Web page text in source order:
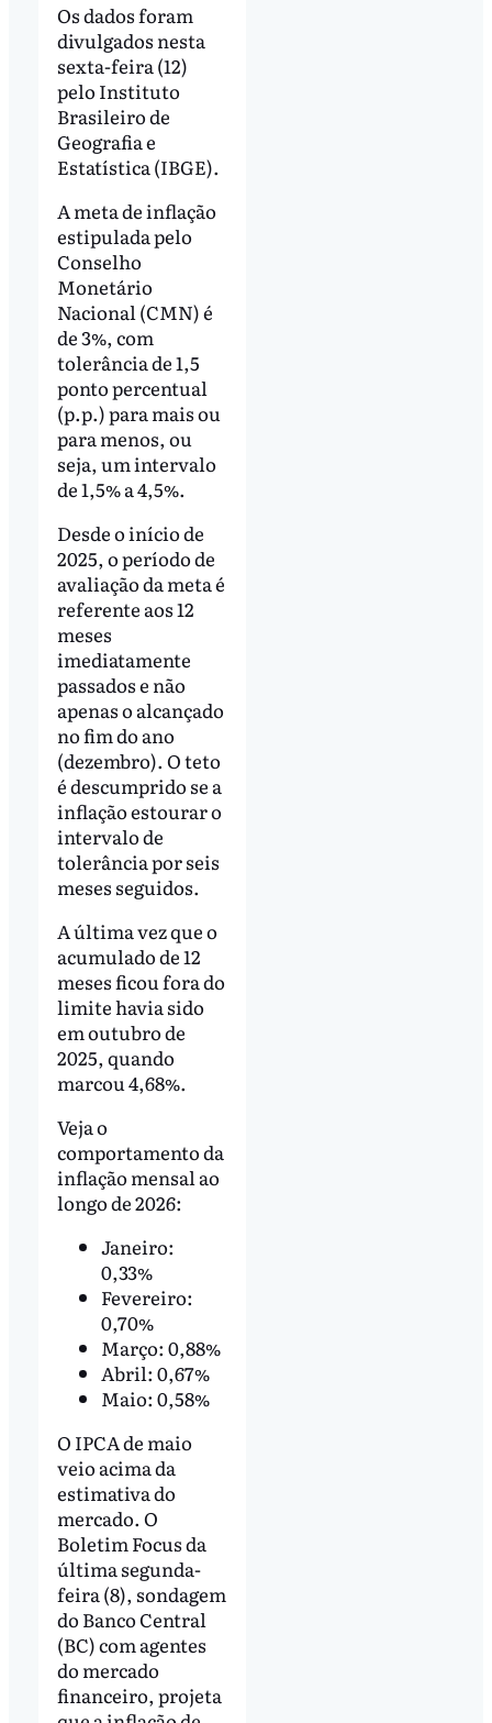
Os dados foram
divulgados nesta
sexta-feira (12)
pelo Instituto
Brasileiro de
Geografia e
Estatística (IBGE).
A meta de inflação
estipulada pelo
Conselho
Monetário
Nacional (CMN) é
de 3%, com
tolerância de 1,5
ponto percentual
(p.p.) para mais ou
para menos, ou
seja, um intervalo
de 1,5% a 4,5%.
Desde o início de
2025, o período de
avaliação da meta é
referente aos 12
meses
imediatamente
passados e não
apenas o alcançado
no fim do ano
(dezembro). O teto
é descumprido se a
inflação estourar o
intervalo de
tolerância por seis
meses seguidos.
A última vez que o
acumulado de 12
meses ficou fora do
limite havia sido
em outubro de
2025, quando
marcou 4,68%.
Veja o
comportamento da
inflação mensal ao
longo de 2026:
Janeiro:
0,33%
Fevereiro:
0,70%
Março: 0,88%
Abril: 0,67%
Maio: 0,58%
O IPCA de maio
veio acima da
estimativa do
mercado. O
Boletim Focus da
última segunda-
feira (8), sondagem
do Banco Central
(BC) com agentes
do mercado
financeiro, projeta